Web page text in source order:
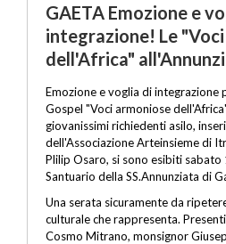
GAETA Emozione e
integrazione! Le
dell'Africa"
Emozione e voglia di integrazione
Gospel "Voci armoniose
giovanissimi richiedenti asilo,
dell'Associazione Arteinsieme di
Plilip Osaro, si sono esibiti sabato
Santuario della SS.Annunziata di
Una serata sicuramente da
culturale che rappresenta.
Cosmo Mitrano, monsignor